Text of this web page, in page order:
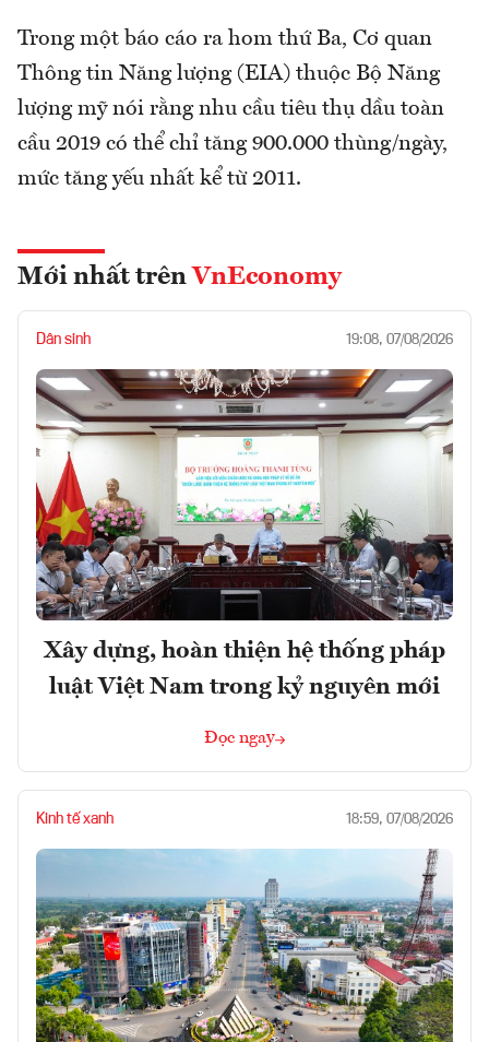
Trong một báo cáo ra hom thứ Ba, Cơ quan
Thông tin Năng lượng (EIA) thuộc Bộ Năng
lượng mỹ nói rằng nhu cầu tiêu thụ dầu toàn
cầu 2019 có thể chỉ tăng 900.000 thùng/ngày,
mức tăng yếu nhất kể từ 2011.
Mới nhất trên VnEconomy
Dân sinh 19:08, 07/08/2026
Xây dựng, hoàn thiện hệ thống pháp
luật Việt Nam trong kỷ nguyên mới
Đọc ngay
Kinh tế xanh 18:59, 07/08/2026